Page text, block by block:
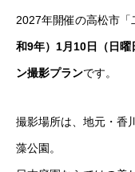
2027年開催の高松市「
和9年） 1月10日（日
ン撮影プランです。
撮影場所は、地元・香
藻公園。